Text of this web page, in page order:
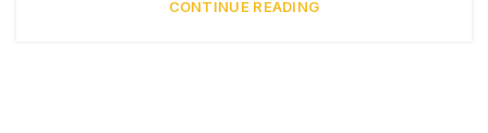
CONTINUE READING